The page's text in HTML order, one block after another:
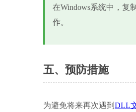
在Windows系统中，复
作。
五、预防措施
为避免将来再次遇到 DLL